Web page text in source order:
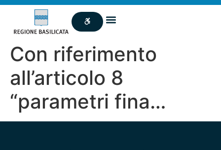
Con riferimento
all’articolo 8
“parametri fina…